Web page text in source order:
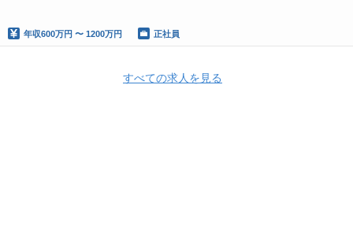
年収600万円 〜 1200万円 正社員
すべての求人を見る